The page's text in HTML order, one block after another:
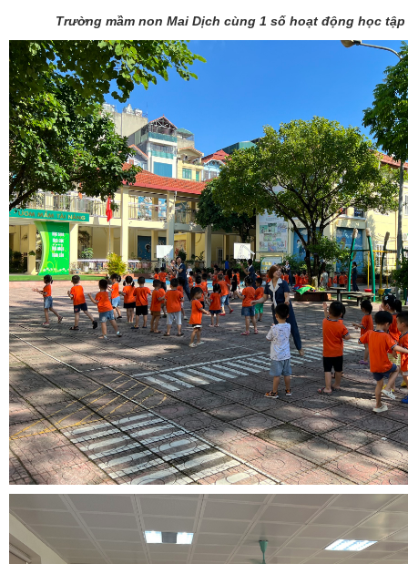
Trường mầm non Mai Dịch cùng 1 số hoạt động học